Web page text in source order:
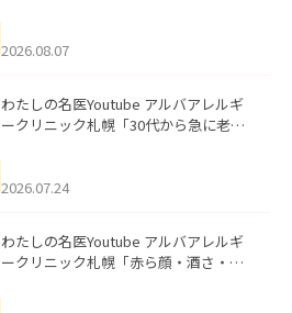
ました。
2026.08.07
わたしの名医Youtube アルバアレルギ
ークリニック札幌「30代から急に老け
た。
2026.07.24
わたしの名医Youtube アルバアレルギ
ークリニック札幌「赤ら顔・酒さ・ニ